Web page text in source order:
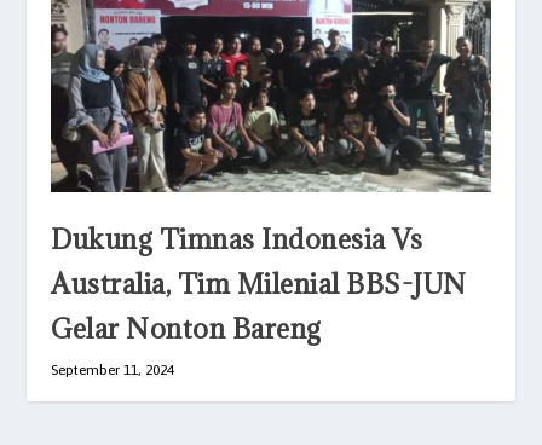
Dukung Timnas Indonesia Vs
Australia, Tim Milenial BBS-JUN
Gelar Nonton Bareng
September 11, 2024